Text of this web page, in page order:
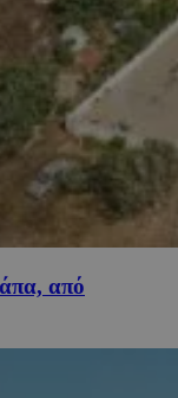
από